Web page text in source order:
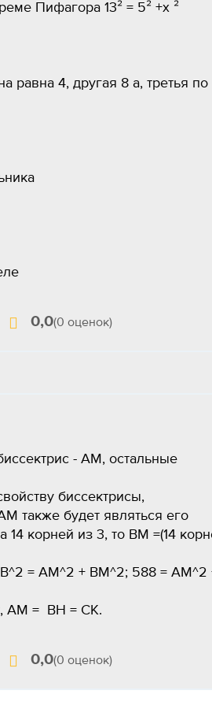
Пифагора 13² = 5² +х ²
равна 4, другая 8 а, третья по
0,0(0 оценок)
- AM, остальные
биссектрисы,
также будет являться его
14 корней из 3, то BM =(14
= AM^2 + BM^2; 588 = AM^2
AM = BH = CK.
0,0(0 оценок)